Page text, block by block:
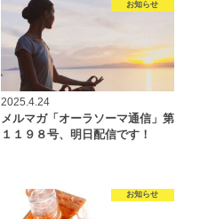
お知らせ
2025.4.24
メルマガ「オーラソーマ通信」第
１１９８号、明日配信です！
お知らせ